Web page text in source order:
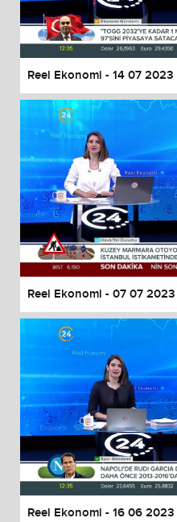
End of dialog window.
Reel Ekonomi - 14 07 2023
Reel Ekonomi - 07 07 2023
Reel Ekonomi - 16 06 2023